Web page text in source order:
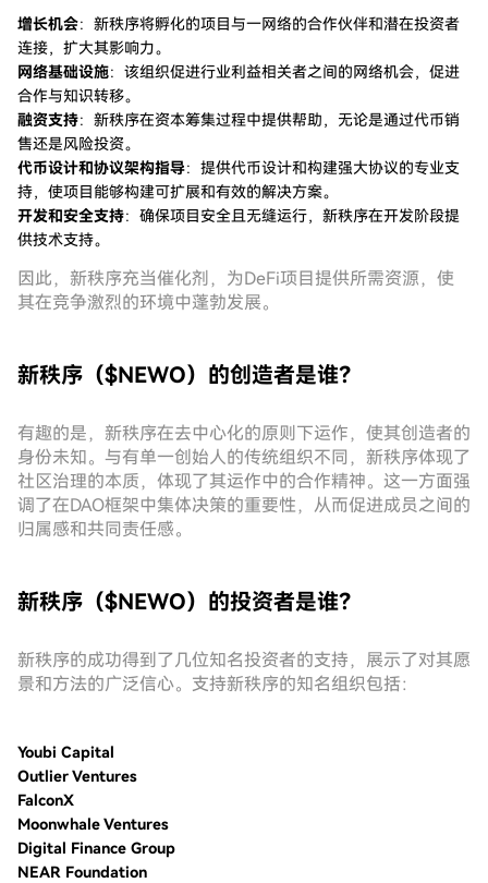
增长机会：新秩序将孵化的项目与一网络的合作伙伴和潜在投资者
连接，扩大其影响力。
网络基础设施：该组织促进行业利益相关者之间的网络机会，促进
合作与知识转移。
融资支持：新秩序在资本筹集过程中提供帮助，无论是通过代币销
售还是风险投资。
代币设计和协议架构指导：提供代币设计和构建强大协议的专业支
持，使项目能够构建可扩展和有效的解决方案。
开发和安全支持：确保项目安全且无缝运行，新秩序在开发阶段提
供技术支持。
因此，新秩序充当催化剂，为DeFi项目提供所需资源，使
其在竞争激烈的环境中蓬勃发展。
新秩序（$NEWO）的创造者是谁？
有趣的是，新秩序在去中心化的原则下运作，使其创造者的
身份未知。与有单一创始人的传统组织不同，新秩序体现了
社区治理的本质，体现了其运作中的合作精神。这一方面强
调了在DAO框架中集体决策的重要性，从而促进成员之间的
归属感和共同责任感。
新秩序（$NEWO）的投资者是谁？
新秩序的成功得到了几位知名投资者的支持，展示了对其愿
景和方法的广泛信心。支持新秩序的知名组织包括：
Youbi Capital
Outlier Ventures
FalconX
Moonwhale Ventures
Digital Finance Group
NEAR Foundation